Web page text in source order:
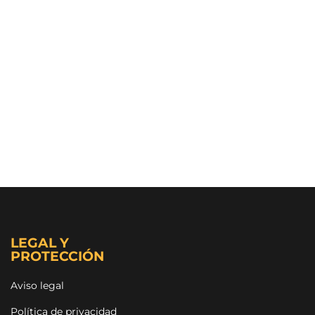
LEGAL Y
PROTECCIÓN
Aviso legal
Política de privacidad